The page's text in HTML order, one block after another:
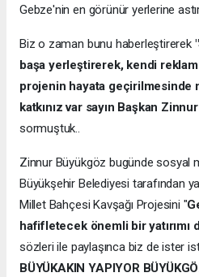
Gebze'nin en görünür yerlerine
Biz o zaman bunu haberleştirerek
başa yerleştirerek, kendi
projenin hayata geçirilmesinde
katkınız var sayın Başkan
sormuştuk..
Zinnur Büyükgöz bugünde sosyal
Büyükşehir Belediyesi tarafından
Millet Bahçesi Kavşağı Projesini "
hafifletecek önemli bir yatırımı
sözleri ile paylaşınca biz de ister
BÜYÜKAKIN YAPIYOR